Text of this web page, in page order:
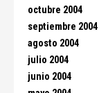
octubre 2004
septiembre 2004
agosto 2004
julio 2004
junio 2004